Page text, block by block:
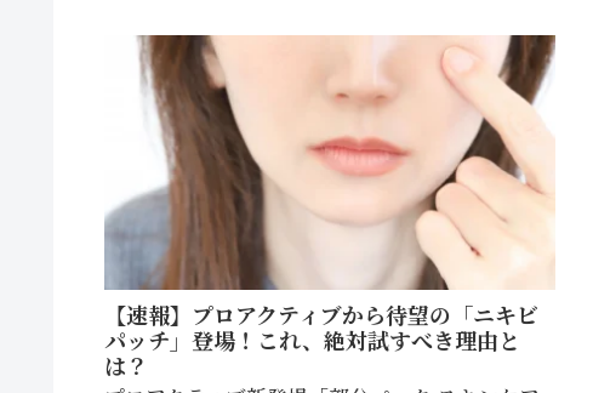
【速報】プロアクティブから待望の「ニキビ
パッチ」登場！これ、絶対試すべき理由と
は？